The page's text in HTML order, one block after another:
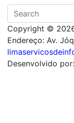
Copyright ©
Endereço: Av.
Desenvolvido por: